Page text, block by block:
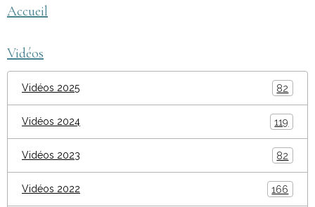
Accueil
Vidéos
Vidéos 2025 82
Vidéos 2024 119
Vidéos 2023 82
Vidéos 2022 166